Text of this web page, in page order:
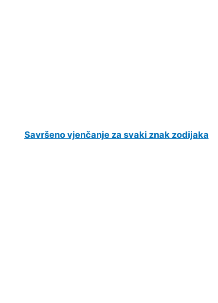
Savršeno vjenčanje za svaki znak zodijaka